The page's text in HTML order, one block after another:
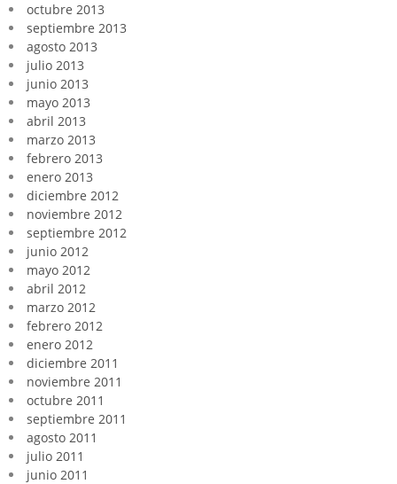
octubre 2013
septiembre 2013
agosto 2013
julio 2013
junio 2013
mayo 2013
abril 2013
marzo 2013
febrero 2013
enero 2013
diciembre 2012
noviembre 2012
septiembre 2012
junio 2012
mayo 2012
abril 2012
marzo 2012
febrero 2012
enero 2012
diciembre 2011
noviembre 2011
octubre 2011
septiembre 2011
agosto 2011
julio 2011
junio 2011